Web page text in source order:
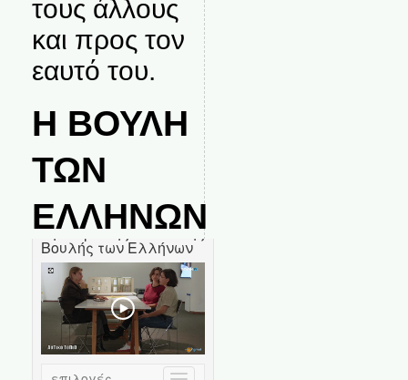
τους άλλους
και προς τον
εαυτό του.
Η ΒΟΥΛΗ
ΤΩΝ
ΕΛΛΗΝΩΝ